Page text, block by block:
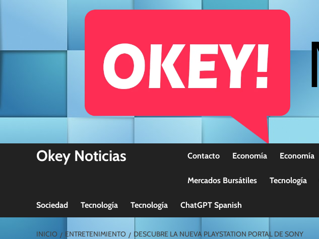
Okey Noticias Contacto Economía Economía
Mercados Bursátiles Tecnología
Sociedad Tecnología Tecnología ChatGPT Spanish
INICIO ENTRETENIMIENTO DESCUBRE LA NUEVA PLAYSTATION PORTAL DE SONY